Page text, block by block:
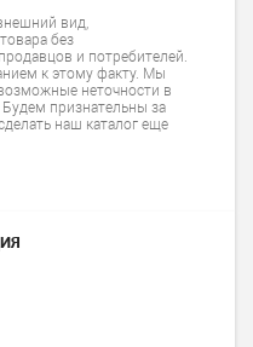
вид,
без
и потребителей.
к этому факту. Мы
неточности в
признательны за
наш каталог еще